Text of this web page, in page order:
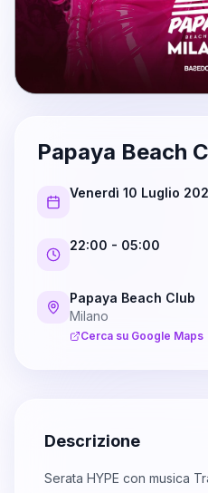
Papaya Beach
Venerdì 10 Luglio
22:00 - 05:00
Papaya Beach Club
Milano
Cerca su Google Maps
Descrizione
Serata HYPE con musica